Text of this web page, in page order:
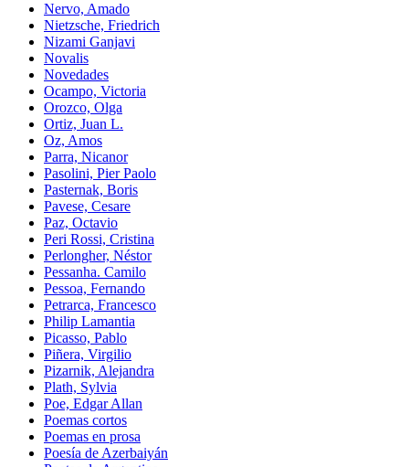
Nervo, Amado
Nietzsche, Friedrich
Nizami Ganjavi
Novalis
Novedades
Ocampo, Victoria
Orozco, Olga
Ortiz, Juan L.
Oz, Amos
Parra, Nicanor
Pasolini, Pier Paolo
Pasternak, Boris
Pavese, Cesare
Paz, Octavio
Peri Rossi, Cristina
Perlongher, Néstor
Pessanha. Camilo
Pessoa, Fernando
Petrarca, Francesco
Philip Lamantia
Picasso, Pablo
Piñera, Virgilio
Pizarnik, Alejandra
Plath, Sylvia
Poe, Edgar Allan
Poemas cortos
Poemas en prosa
Poesía de Azerbaiyán